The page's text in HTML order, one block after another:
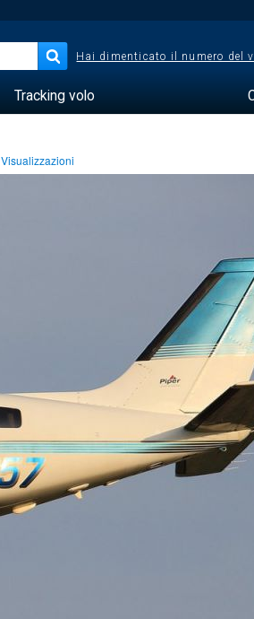
Hai dimenticato il numero del
Tracking volo
Visualizzazioni